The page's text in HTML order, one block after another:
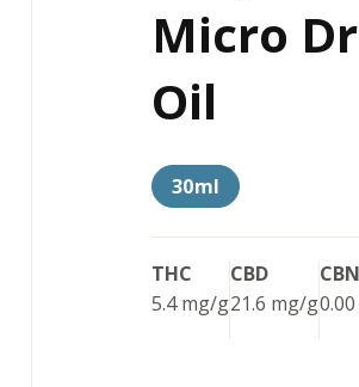
Micro
Oil
30ml
THC
5.4 mg/g
CBD
21.6 mg/g
CBN
0.00